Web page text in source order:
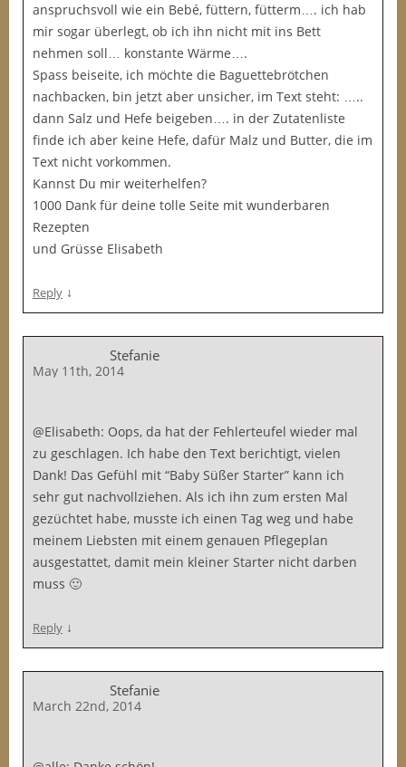
anspruchsvoll wie ein Bebé, füttern, fütterm…. ich hab
mir sogar überlegt, ob ich ihn nicht mit ins Bett
nehmen soll… konstante Wärme….
Spass beiseite, ich möchte die Baguettebrötchen
nachbacken, bin jetzt aber unsicher, im Text steht: …..
dann Salz und Hefe beigeben…. in der Zutatenliste
finde ich aber keine Hefe, dafür Malz und Butter, die im
Text nicht vorkommen.
Kannst Du mir weiterhelfen?
1000 Dank für deine tolle Seite mit wunderbaren
Rezepten
und Grüsse Elisabeth
Reply ↓
Stefanie
May 11th, 2014
@Elisabeth: Oops, da hat der Fehlerteufel wieder mal
zu geschlagen. Ich habe den Text berichtigt, vielen
Dank! Das Gefühl mit “Baby Süßer Starter” kann ich
sehr gut nachvollziehen. Als ich ihn zum ersten Mal
gezüchtet habe, musste ich einen Tag weg und habe
meinem Liebsten mit einem genauen Pflegeplan
ausgestattet, damit mein kleiner Starter nicht darben
muss 🙂
Reply ↓
Stefanie
March 22nd, 2014